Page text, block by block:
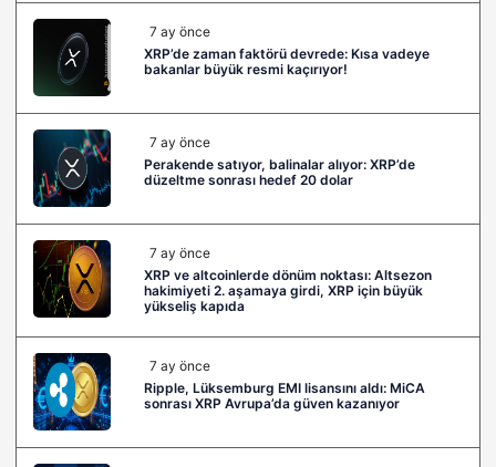
7 ay önce
XRP’de zaman faktörü devrede: Kısa vadeye
bakanlar büyük resmi kaçırıyor!
7 ay önce
Perakende satıyor, balinalar alıyor: XRP’de
düzeltme sonrası hedef 20 dolar
7 ay önce
XRP ve altcoinlerde dönüm noktası: Altsezon
hakimiyeti 2. aşamaya girdi, XRP için büyük
yükseliş kapıda
7 ay önce
Ripple, Lüksemburg EMI lisansını aldı: MiCA
sonrası XRP Avrupa’da güven kazanıyor